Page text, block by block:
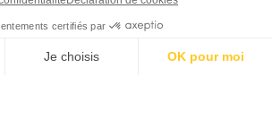
FacebookInstagram